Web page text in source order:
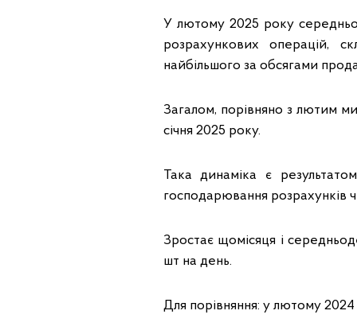
У лютому 2025 року
розрахункових операцій,
найбільшого за обсягами
Загалом, порівняно з лютим
січня 2025 року.
Така динаміка є
господарювання
Зростає щомісяця і
шт на день.
Для порівняння: у лютому 2024